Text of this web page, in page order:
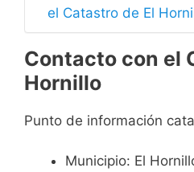
el Catastro de El
Contacto con el
Hornillo
Punto de información
Municipio: El